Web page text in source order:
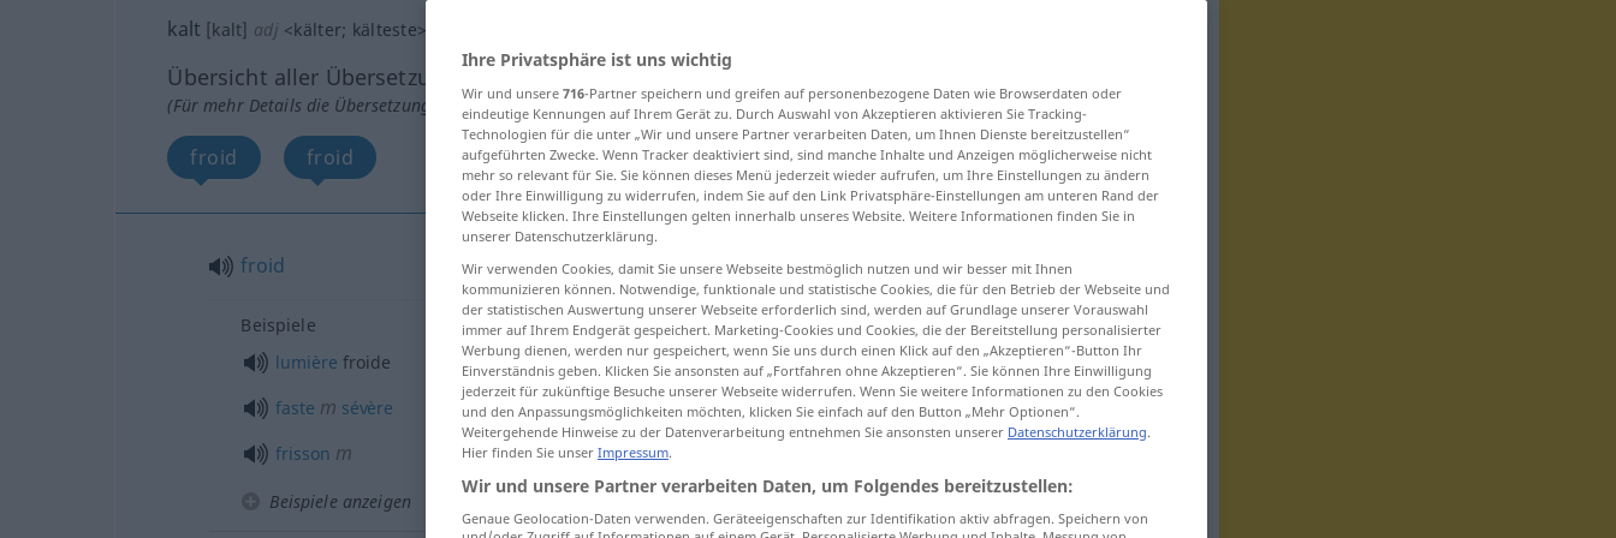
kalt [kalt] adj <kälter; kälteste>
Übersicht aller Übersetzungen
(Für mehr Details die Übersetzung anklicken/antippen)
froid froid
froid kalt
Beispiele
lumière froide kaltesLicht
faste m sévère kalterPrunk, kaltePracht
frisson m
Beispiele anzeigen
Ihre Privatsphäre ist uns wichtig
Wir und unsere 716-Partner speichern und greifen auf personenbezogene Daten wie Browserdaten oder
eindeutige Kennungen auf Ihrem Gerät zu. Durch Auswahl von Akzeptieren aktivieren Sie Tracking-
Technologien für die unter „Wir und unsere Partner verarbeiten Daten, um Ihnen Dienste bereitzustellen“
aufgeführten Zwecke. Wenn Tracker deaktiviert sind, sind manche Inhalte und Anzeigen möglicherweise nicht
mehr so relevant für Sie. Sie können dieses Menü jederzeit wieder aufrufen, um Ihre Einstellungen zu ändern
oder Ihre Einwilligung zu widerrufen, indem Sie auf den Link Privatsphäre-Einstellungen am unteren Rand der
Webseite klicken. Ihre Einstellungen gelten innerhalb unseres Website. Weitere Informationen finden Sie in
unserer Datenschutzerklärung.
Wir verwenden Cookies, damit Sie unsere Webseite bestmöglich nutzen und wir besser mit Ihnen
kommunizieren können. Notwendige, funktionale und statistische Cookies, die für den Betrieb der Webseite und
der statistischen Auswertung unserer Webseite erforderlich sind, werden auf Grundlage unserer Vorauswahl
immer auf Ihrem Endgerät gespeichert. Marketing-Cookies und Cookies, die der Bereitstellung personalisierter
Werbung dienen, werden nur gespeichert, wenn Sie uns durch einen Klick auf den „Akzeptieren“-Button Ihr
Einverständnis geben. Klicken Sie ansonsten auf „Fortfahren ohne Akzeptieren“. Sie können Ihre Einwilligung
jederzeit für zukünftige Besuche unserer Webseite widerrufen. Wenn Sie weitere Informationen zu den Cookies
und den Anpassungsmöglichkeiten möchten, klicken Sie einfach auf den Button „Mehr Optionen“.
Weitergehende Hinweise zu der Datenverarbeitung entnehmen Sie ansonsten unserer Datenschutzerklärung.
Hier finden Sie unser Impressum.
Wir und unsere Partner verarbeiten Daten, um Folgendes bereitzustellen:
Genaue Geolocation-Daten verwenden. Geräteeigenschaften zur Identifikation aktiv abfragen. Speichern von